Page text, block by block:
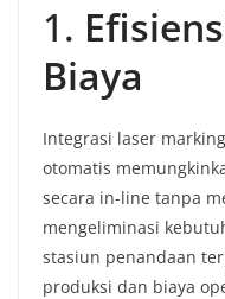
1.
Biaya
Integrasi laser
otomatis
secara in-line tanpa
mengeliminasi
stasiun penandaan
produksi dan biaya